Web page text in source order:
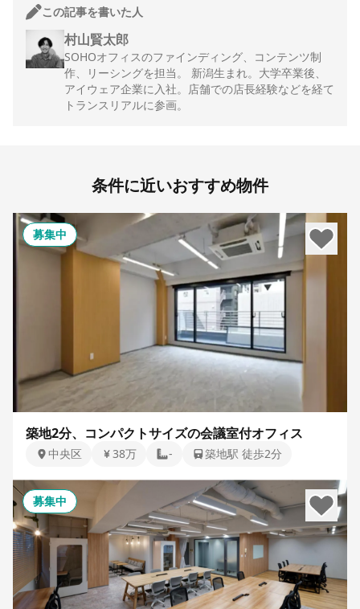
この記事を書いた人
村山賢太郎
SOHOオフィスのファインディング、コンテンツ制
作、リーシングを担当。 新潟生まれ。大学卒業後、
アイウェア企業に入社。店舗での店長経験などを経て
トランスリアルに参画。
条件に近いおすすめ物件
募集中
築地2分、コンパクトサイズの会議室付オフィス
中央区 38万 - 築地駅 徒歩2分
募集中